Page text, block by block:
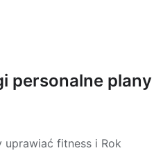
personalne plany
fitness i Rok